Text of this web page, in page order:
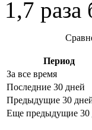
1,7
Период
За все время
Последние 30 дней
Предыдущие 30
Еще предыдущие 30